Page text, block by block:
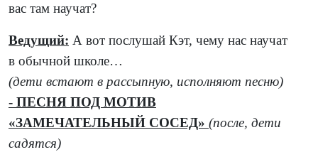
вас там научат?
Ведущий: А вот послушай Кэт, чему нас научат
в обычной школе…
(дети встают в рассыпную, исполняют песню)
- ПЕСНЯ ПОД МОТИВ
«ЗАМЕЧАТЕЛЬНЫЙ СОСЕД» (после, дети
садятся)